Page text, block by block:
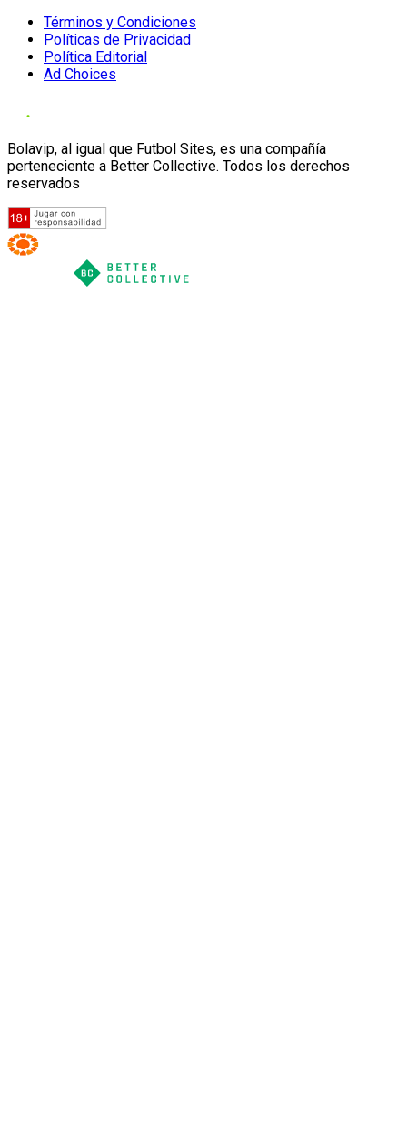
Términos y Condiciones
Políticas de Privacidad
Política Editorial
Ad Choices
Bolavip, al igual que Futbol Sites, es una compañía
perteneciente a Better Collective. Todos los derechos
reservados